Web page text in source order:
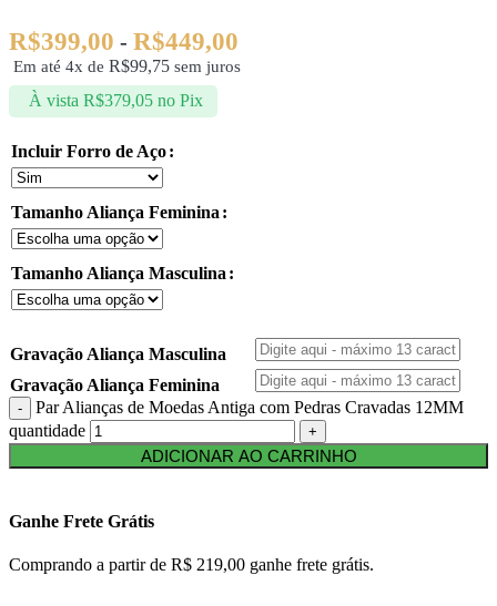
R$399,00 - R$449,00
Em até 4x de R$99,75 sem juros
À vista R$379,05 no Pix
Incluir Forro de Aço
Tamanho Aliança Feminina
Tamanho Aliança Masculina
Gravação Aliança Masculina
Gravação Aliança Feminina
Par Alianças de Moedas Antiga com Pedras Cravadas 12MM
quantidade
ADICIONAR AO CARRINHO
Ganhe Frete Grátis
Comprando a partir de R$ 219,00 ganhe frete grátis.